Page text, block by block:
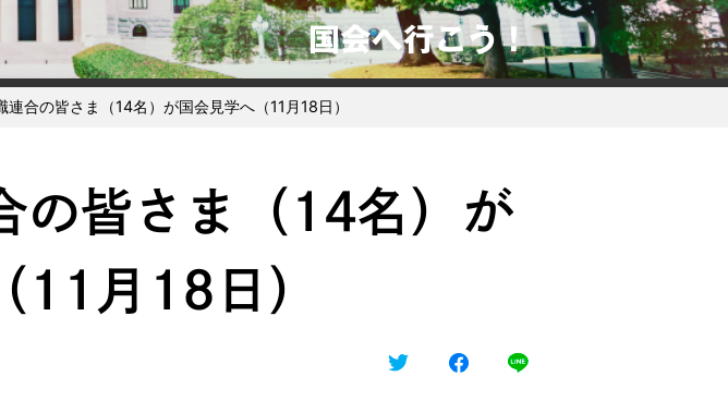
国会へ行こう！
連合の皆さま（14名）が国会見学へ（11月18日）
の皆さま（14名）が
11月18日）